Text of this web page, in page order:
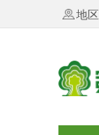
地区